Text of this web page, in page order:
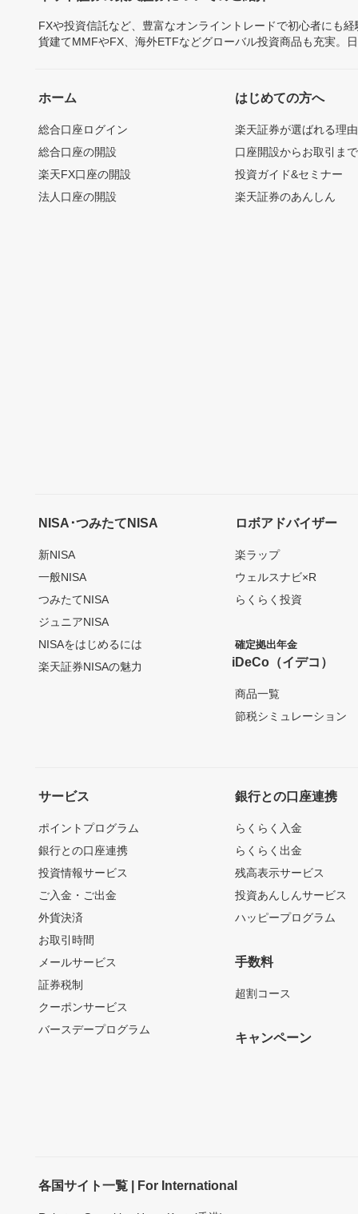
FXや投資信託など、豊富なオンライントレードで初心者にも
貨建てMMFやFX、海外ETFなどグローバル投資商品も充実。
ホーム
総合口座ログイン
総合口座の開設
楽天FX口座の開設
法人口座の開設
はじめての方へ
楽天証券が選ばれる理由
口座開設からお取引ま
投資ガイド&セミナー
楽天証券のあんしん
NISA･つみたてNISA
新NISA
一般NISA
つみたてNISA
ジュニアNISA
NISAをはじめるには
楽天証券NISAの魅力
ロボアドバイザー
楽ラップ
ウェルスナビ×R
らくらく投資
確定拠出年金
iDeCo（イデコ）
商品一覧
節税シミュレーション
サービス
ポイントプログラム
銀行との口座連携
投資情報サービス
ご入金・ご出金
外貨決済
お取引時間
メールサービス
証券税制
クーポンサービス
バースデープログラム
銀行との口座連携
らくらく入金
らくらく出金
残高表示サービス
投資あんしんサービス
ハッピープログラム
手数料
超割コース
キャンペーン
各国サイト一覧 | For International